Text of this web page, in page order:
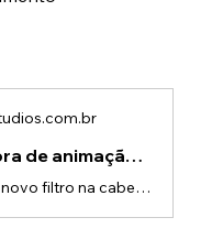
Produtora de animação 3D e detalhamento extremo: quando o realismo vende
Existe um novo filtro na cabeça do consumidor:👉 “Isso parece real?”Se a resposta for não, a atenção cai.Se for sim, o interesse aumenta — e muito.No mercado atual, principalmente em produtos tecnológicos e industriais, o nível de detalhamento visual deixou de ser diferencial e passou a ser expectativa.E é exatamente aqui que entra o papel de uma produtora de animação 3D.O que é “realismo extremo” no 3DRealismo extremo não é só “bonito”.É sobre convencer o cérebro de que aquilo existe.Ele envolv